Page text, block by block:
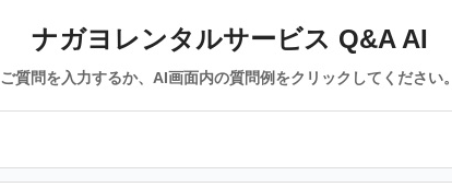
ナガヨレンタルサービス Q&A AI
ご質問を入力するか、AI画面内の質問例をクリックしてください。